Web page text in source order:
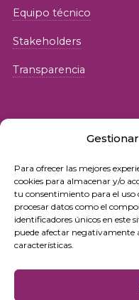
Para ofrecer las mejores
cookies para almacenar y/o
tu consentimiento para el uso
procesar datos como el
identificadores únicos en este
puede afectar negativamente
características.
Equipo técnico
Stakeholders
Transparencia
© 2026 Fundació iSocial
Política de privacidad
Condiciones de uso
Política de cookies
Contacto